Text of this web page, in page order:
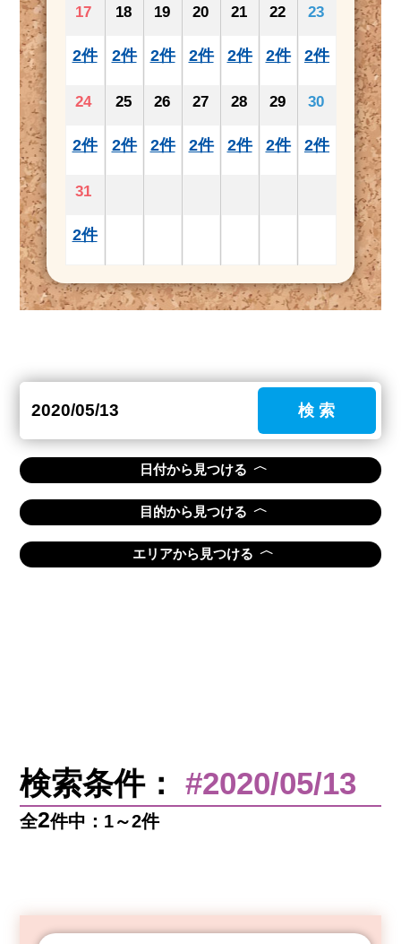
17
2件
18
2件
19
2件
20
2件
21
2件
22
2件
23
2件
24
2件
25
2件
26
2件
27
2件
28
2件
29
2件
30
2件
31
2件
検 索
日付から見つける 〈
目的から見つける 〈
エリアから見つける 〈
検索条件：#2020/05/13
全2件中：1～2件